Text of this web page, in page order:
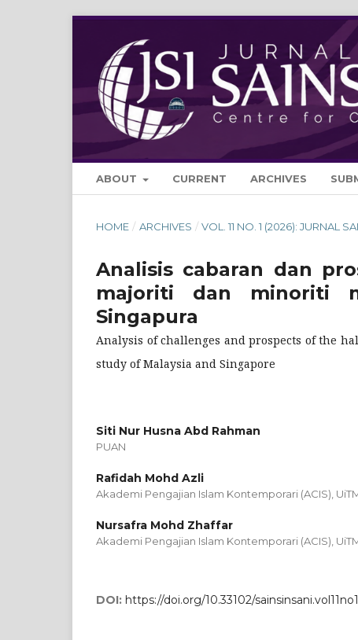
ABOUT CURRENT ARCHIVES
HOME / ARCHIVES / VOL. 11 NO. 1 (2026): JURNAL
Analisis cabaran dan
majoriti dan minoriti
Singapura
Analysis of challenges and prospects of the
study of Malaysia and Singapore
Siti Nur Husna Abd Rahman
PUAN
Rafidah Mohd Azli
Akademi Pengajian Islam Kontemporari (ACIS),
Nursafra Mohd Zhaffar
Akademi Pengajian Islam Kontemporari (ACIS),
DOI: https://doi.org/10.33102/